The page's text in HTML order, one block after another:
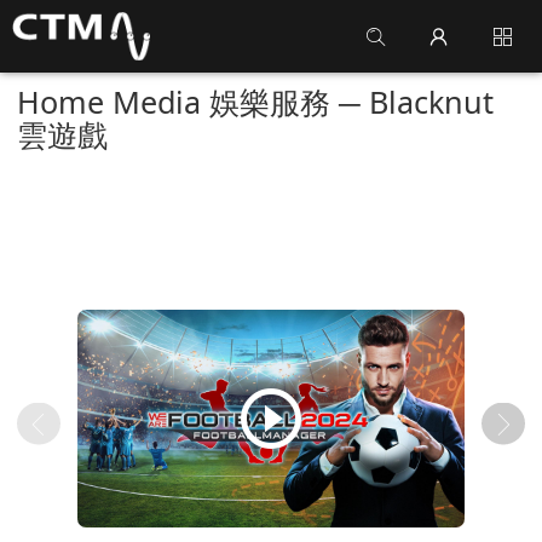
Home Media 娛樂服務 ─ Blacknut
雲遊戲
